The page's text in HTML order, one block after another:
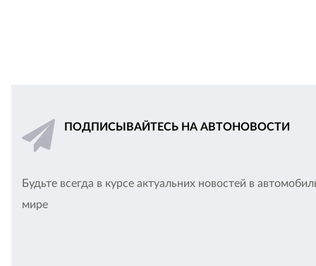
ПОДПИСЫВАЙТЕСЬ НА АВТОНОВОСТИ
Будьте всегда в курсе актуальних новостей в
мире